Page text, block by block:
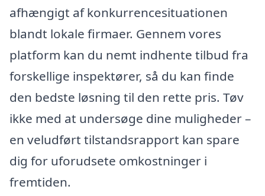
afhængigt af konkurrencesituationen
blandt lokale firmaer. Gennem vores
platform kan du nemt indhente tilbud fra
forskellige inspektører, så du kan finde
den bedste løsning til den rette pris. Tøv
ikke med at undersøge dine muligheder –
en veludført tilstandsrapport kan spare
dig for uforudsete omkostninger i
fremtiden.